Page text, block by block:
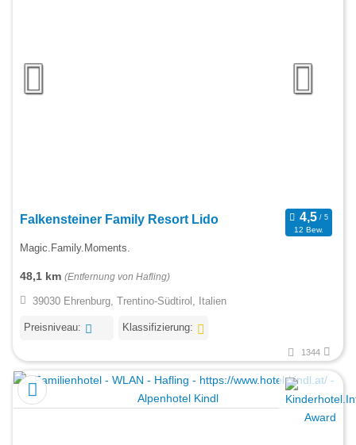
Falkensteiner Family Resort Lido
12 Bew.
Magic.Family.Moments.
48,1 km (Entfernung von Hafling)
39030 Ehrenburg, Trentino-Südtirol, Italien
Preisniveau: Klassifizierung:
1344